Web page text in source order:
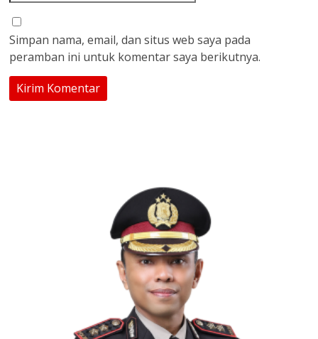
Simpan nama, email, dan situs web saya pada
peramban ini untuk komentar saya berikutnya.